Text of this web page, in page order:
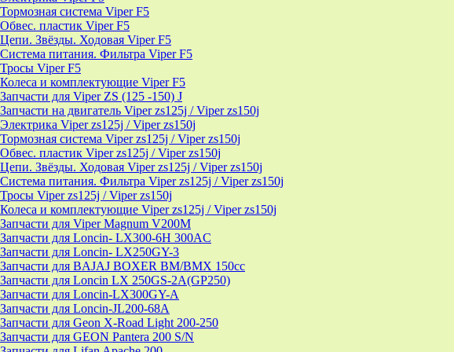
Тормозная система Viper F5
Обвес. пластик Viper F5
Цепи. Звёзды. Ходовая Viper F5
Система питания. Фильтра Viper F5
Тросы Viper F5
Колеса и комплектующие Viper F5
Запчасти для Viper ZS (125 -150) J
Запчасти на двигатель Viper zs125j / Viper zs150j
Электрика Viper zs125j / Viper zs150j
Тормозная система Viper zs125j / Viper zs150j
Обвес. пластик Viper zs125j / Viper zs150j
Цепи. Звёзды. Ходовая Viper zs125j / Viper zs150j
Система питания. Фильтра Viper zs125j / Viper zs150j
Тросы Viper zs125j / Viper zs150j
Колеса и комплектующие Viper zs125j / Viper zs150j
Запчасти для Viper Magnum V200M
Запчасти для Loncin- LX300-6H 300AC
Запчасти для Loncin- LX250GY-3
Запчасти для BAJAJ BOXER BM/ВМX 150cc
Запчасти для Loncin LX 250GS-2A(GP250)
Запчасти для Loncin-LX300GY-A
Запчасти для Loncin-JL200-68A
Запчасти для Geon X-Road Light 200-250
Запчасти для GEON Pantera 200 S/N